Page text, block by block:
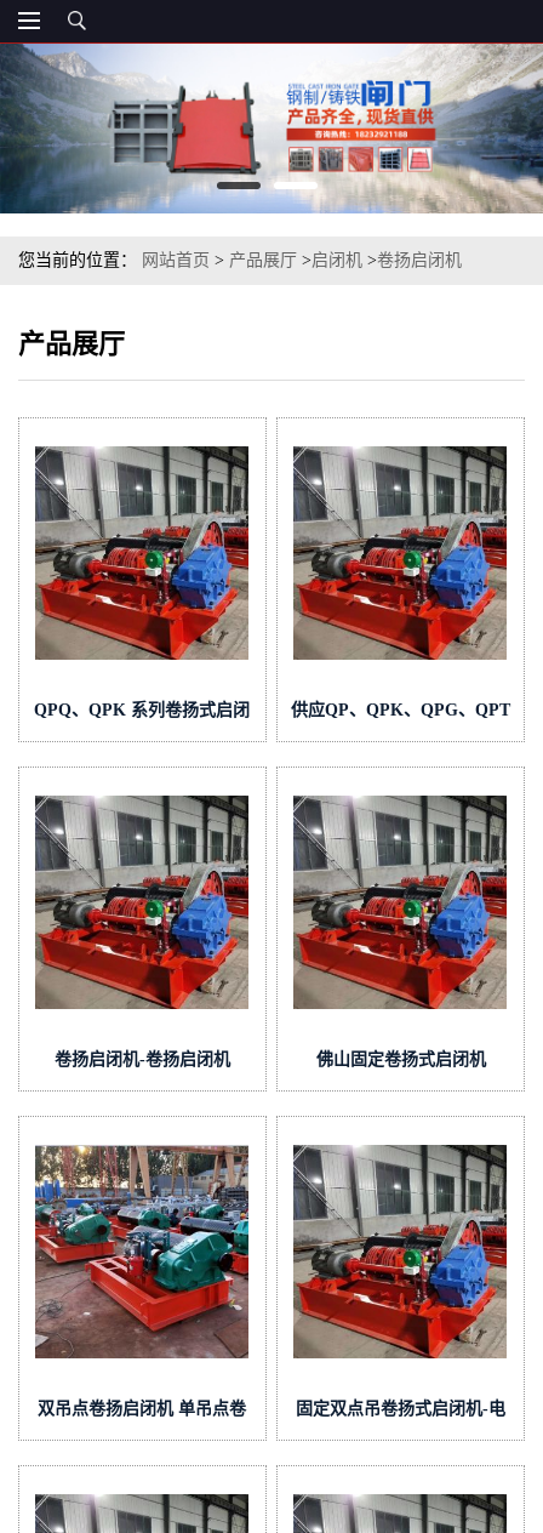
您当前的位置： 网站首页 > 产品展厅 >启闭机 >卷扬启闭机
产品展厅
QPQ、QPK 系列卷扬式启闭
机说明
供应QP、QPK、QPG、QPT
型固定式卷扬启闭机
卷扬启闭机-卷扬启闭机 佛山固定卷扬式启闭机
双吊点卷扬启闭机 单吊点卷
扬启闭机报价
固定双点吊卷扬式启闭机-电
动螺杆启闭机-手电两用启闭